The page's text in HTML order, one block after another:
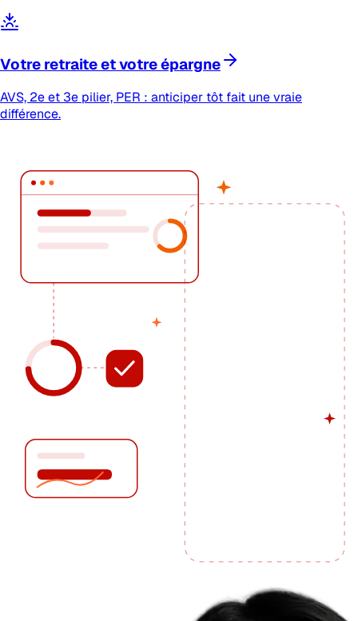
Votre retraite et votre épargne
AVS, 2e et 3e pilier, PER : anticiper tôt fait une vraie
différence.